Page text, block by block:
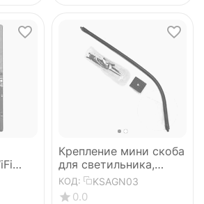
Крепление мини скоба
для светильника,
алюминий A-Series
Gooseneck, 25см
КОД: KSAGN03
0.0